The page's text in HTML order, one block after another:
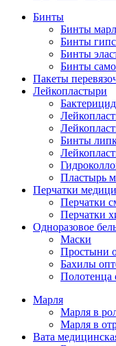
Бинты
Бинты
Бинты
Бинты
Бинты
Пакеты
Лейкопластыри
Бинты
Пластырь
Перчатки
Перчатки
Перчатки
Одноразовое
Маски
Простыни
Бахилы
Полотенца
Марля
Марля в
Марля в
Вата